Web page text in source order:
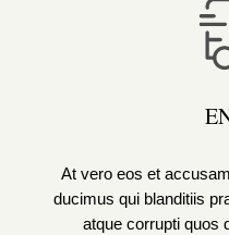
At vero eos et
ducimus qui blanditiis
atque corrupti quos